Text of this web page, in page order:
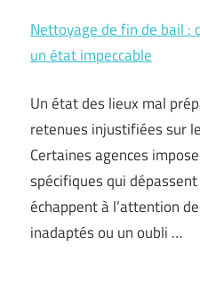
Nettoyage de fin de bail :
un état impeccable
Un état des lieux mal
retenues injustifiées sur
Certaines agences
spécifiques qui
échappent à l’attention
inadaptés ou un oubli …